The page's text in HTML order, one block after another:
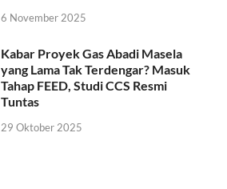
6 November 2025
Kabar Proyek Gas Abadi Masela
yang Lama Tak Terdengar? Masuk
Tahap FEED, Studi CCS Resmi
Tuntas
29 Oktober 2025